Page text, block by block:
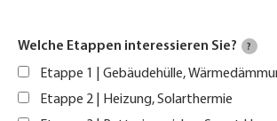
Welche Etappen interessieren Sie? ?
Etappe 1 | Gebäudehülle,
Etappe 2 | Heizung, Solarthermie